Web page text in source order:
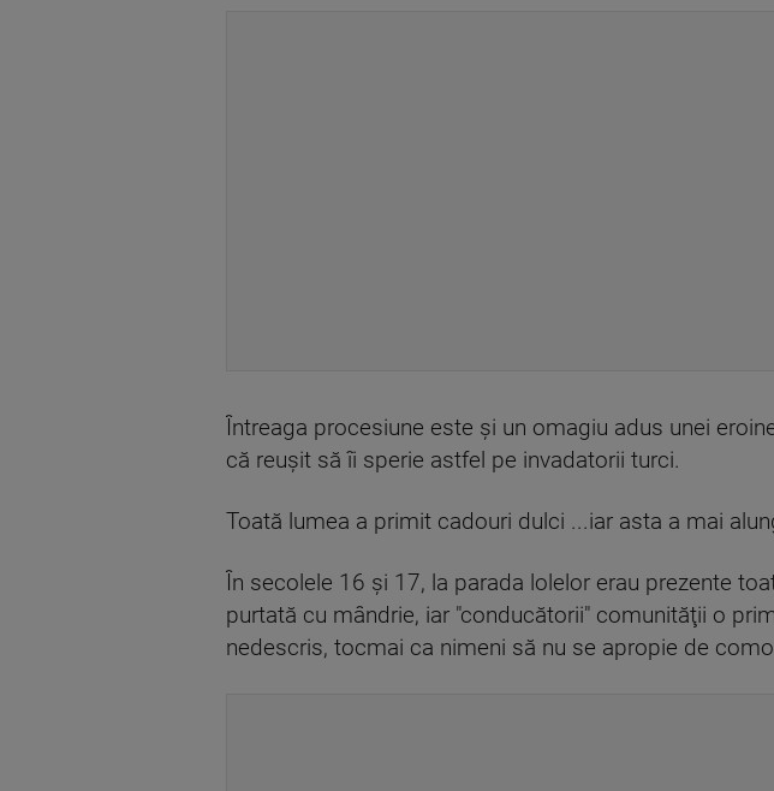
Întreaga procesiune este şi un omagiu adus unei
că reuşit să îi sperie astfel pe invadatorii turci.
Toată lumea a primit cadouri dulci ...iar asta a mai
În secolele 16 şi 17, la parada lolelor erau prezente
purtată cu mândrie, iar "conducătorii" comunităţii o
nedescris, tocmai ca nimeni să nu se apropie de